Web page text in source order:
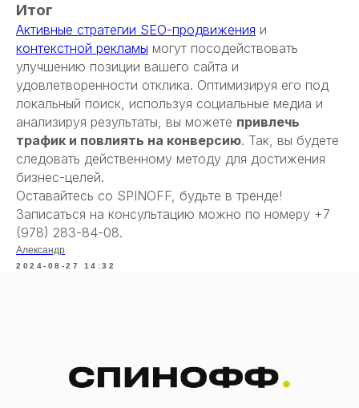
Итог
Активные стратегии SEO-продвижения и
контекстной рекламы могут посодействовать
улучшению позиции вашего сайта и
удовлетворенности отклика. Оптимизируя его под
локальный поиск, используя социальные медиа и
анализируя результаты, вы можете привлечь
трафик и повлиять на конверсию. Так, вы будете
следовать действенному методу для достижения
бизнес-целей.
Оставайтесь со SPINOFF, будьте в тренде!
Записаться на консультацию можно по номеру +7
(978) 283-84-08.
Александр
2024-08-27 14:32